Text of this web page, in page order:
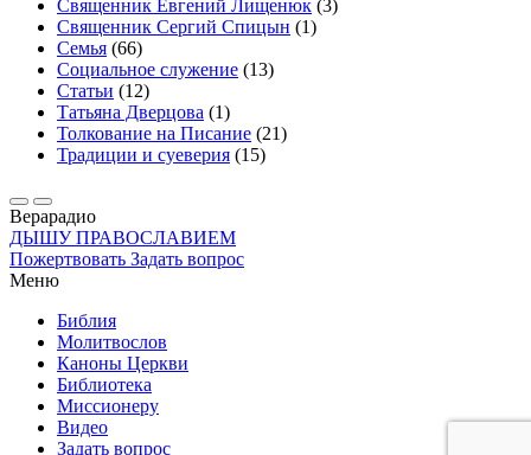
Священник Евгений Лищенюк (3)
Священник Сергий Спицын (1)
Семья (66)
Социальное служение (13)
Статьи (12)
Татьяна Дверцова (1)
Толкование на Писание (21)
Традиции и суеверия (15)
Верарадио
ДЫШУ ПРАВОСЛАВИЕМ
Пожертвовать Задать вопрос
Меню
Библия
Молитвослов
Каноны Церкви
Библиотека
Миссионеру
Видео
Задать вопрос